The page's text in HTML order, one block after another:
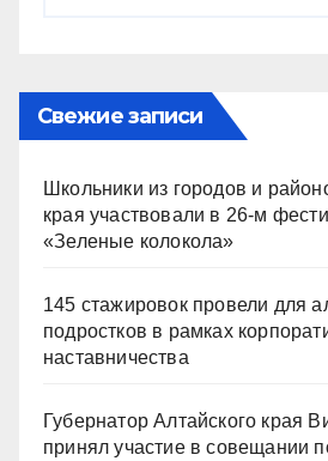
Свежие записи
Школьники из городов и
края участвовали в 26-м
«Зеленые колокола»
145 стажировок провели для
подростков в рамках
наставничества
Губернатор Алтайского края
принял участие в совещании